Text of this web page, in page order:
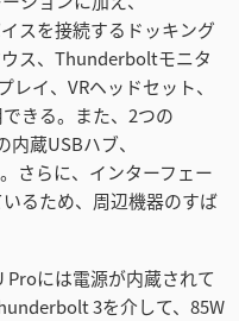
スを接続するドッキング
ス、Thunderboltモニタ
イ、VRヘッドセット、
きる。また、2つの
蔵USBハブ、
さらに、インターフェー
るため、周辺機器のすば
には電源が内蔵されて
3を介して、85W